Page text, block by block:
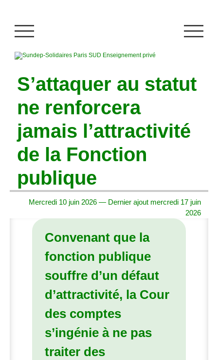
S’attaquer au statut
ne renforcera
jamais l’attractivité
de la Fonction
publique
Mercredi 10 juin 2026 — Dernier ajout mercredi 17 juin
2026
Convenant que la
fonction publique
souffre d’un défaut
d’attractivité, la Cour
des comptes
s’ingénie à ne pas
traiter des